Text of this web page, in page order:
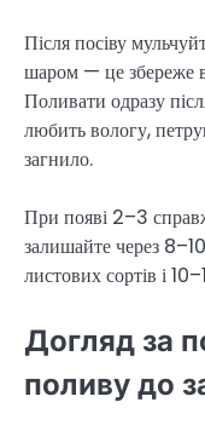
Після посіву
шаром — це збереже
Поливати одразу
любить вологу,
загнило.
При появі 2–3
залишайте через
листових сортів і
Догляд за
поливу до